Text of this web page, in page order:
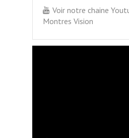
Voir notre chaine
Montres Vision